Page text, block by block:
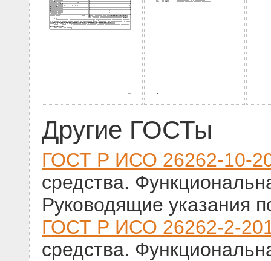
Другие ГОСТы
ГОСТ Р ИСО 26262-10-
средства.
Руководящие указания
ГОСТ Р ИСО 26262-2-
средства.